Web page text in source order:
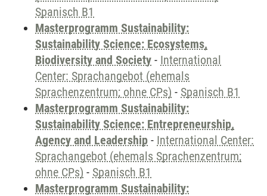
Spanisch B1
Masterprogramm Sustainability:
Sustainability Science: Ecosystems,
Biodiversity and Society - International
Center: Sprachangebot (ehemals
Sprachenzentrum; ohne CPs) - Spanisch B1
Masterprogramm Sustainability:
Sustainability Science: Entrepreneurship,
Agency and Leadership - International Center:
Sprachangebot (ehemals Sprachenzentrum;
ohne CPs) - Spanisch B1
Masterprogramm Sustainability: